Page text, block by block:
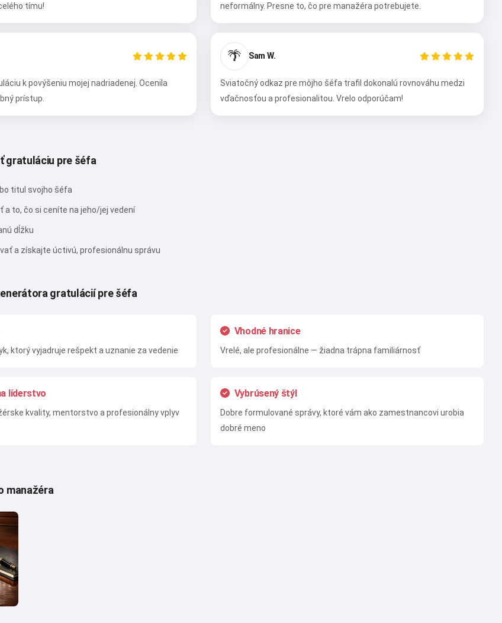
tímu!
neformálny. Presne to, čo pre manažéra potrebujete.
k povýšeniu mojej nadriadenej. Ocenila
prístup.
🌴 Sam W.
Sviatočný odkaz pre môjho šéfa trafil dokonalú rovnováhu medzi
vďačnosťou a profesionalitou. Vrelo odporúčam!
gratuláciu pre šéfa
titul svojho šéfa
a to, čo si ceníte na jeho/jej vedení
dĺžku
a získajte úctivú, profesionálnu správu
gratulácií pre šéfa
ktorý vyjadruje rešpekt a uznanie za vedenie
Vhodné hranice
Vrelé, ale profesionálne — žiadna trápna familiárnosť
líderstvo
kvality, mentorstvo a profesionálny vplyv
Vybrúsený štýl
Dobre formulované správy, ktoré vám ako zamestnancovi urobia
dobré meno
manažéra
Ahoj 👋
gratulácie 🥰
Zásady ochrany osobných údajov